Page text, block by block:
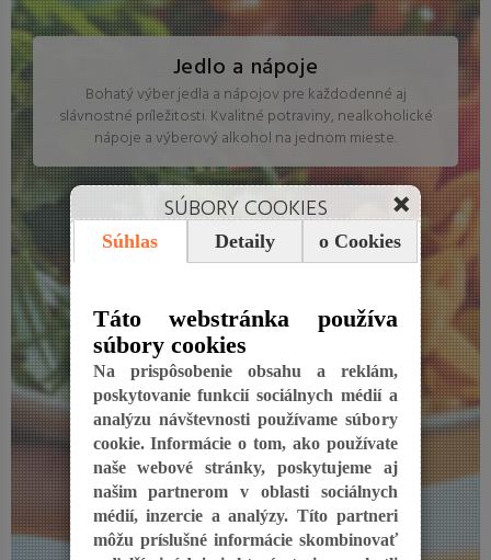
Jedlo a nápoje
Bohatý výber jedla a nápojov pre každodenné aj
slávnostné príležitosti. Kvalitné potraviny, nealkoholické
nápoje a výberový alkohol na jednom mieste.
SÚBORY COOKIES
Súhlas Detaily o Cookies
Táto webstránka používa
súbory cookies
Na prispôsobenie obsahu a reklám,
poskytovanie funkcií sociálnych médií a
analýzu návštevnosti používame súbory
cookie. Informácie o tom, ako používate
naše webové stránky, poskytujeme aj
našim partnerom v oblasti sociálnych
médií, inzercie a analýzy. Títo partneri
môžu príslušné informácie skombinovať